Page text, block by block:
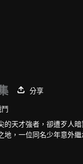
分享
的天才強者，卻遭歹人
地，一位同名少年意外
為了守護自己所愛的